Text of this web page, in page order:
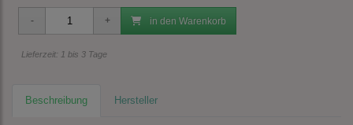
in den Warenkorb
Lieferzeit: 1 bis 3 Tage
Beschreibung Hersteller